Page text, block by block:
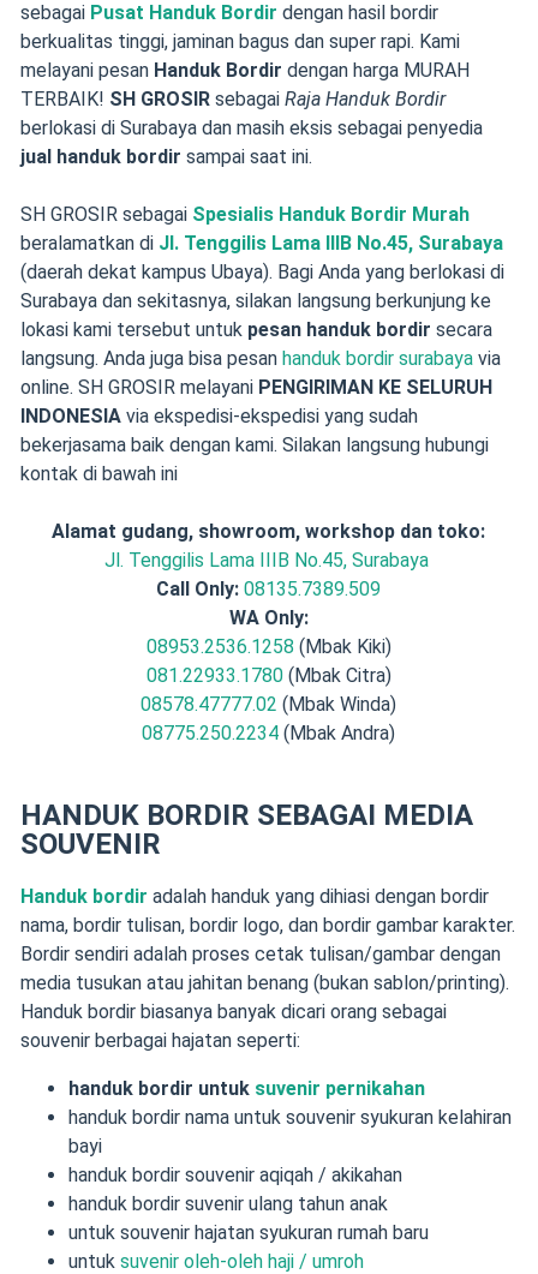
sebagai Pusat Handuk Bordir dengan hasil bordir
berkualitas tinggi, jaminan bagus dan super rapi. Kami
melayani pesan Handuk Bordir dengan harga MURAH
TERBAIK! SH GROSIRsebagai Raja Handuk Bordir
berlokasi di Surabaya dan masih eksis sebagai penyedia
jual handuk bordir sampai saat ini.
SH GROSIR sebagai Spesialis Handuk Bordir Murah
beralamatkan di Jl. Tenggilis Lama IIIB No.45, Surabaya
(daerah dekat kampus Ubaya). Bagi Anda yang berlokasi di
Surabaya dan sekitasnya, silakan langsung berkunjung ke
lokasi kami tersebut untuk pesan handuk bordir secara
langsung. Anda juga bisa pesan handuk bordir surabayavia
online. SH GROSIR melayaniPENGIRIMAN KE SELURUH
INDONESIAvia ekspedisi-ekspedisi yang sudah
bekerjasama baik dengan kami. Silakan langsung hubungi
kontak di bawah ini
Alamat gudang, showroom, workshop dan toko:
Jl. Tenggilis Lama IIIB No.45, Surabaya
Call Only: 08135.7389.509
WA Only:
08953.2536.1258 (Mbak Kiki)
081.22933.1780(Mbak Citra)
08578.47777.02 (Mbak Winda)
08775.250.2234 (Mbak Andra)
HANDUK BORDIR SEBAGAI MEDIA
SOUVENIR
Handuk bordir adalah handuk yang dihiasi dengan bordir
nama, bordir tulisan, bordir logo, dan bordir gambar karakter.
Bordir sendiri adalah proses cetak tulisan/gambar dengan
media tusukan atau jahitan benang (bukan sablon/printing).
Handuk bordir biasanya banyak dicari orang sebagai
souvenir berbagai hajatan seperti:
handuk bordir untuk suvenir pernikahan
handuk bordir nama untuk souvenir syukuran kelahiran
bayi
handuk bordir souvenir aqiqah / akikahan
handuk bordir suvenir ulang tahun anak
untuk souvenir hajatan syukuran rumah baru
untuk suvenir oleh-oleh haji / umroh